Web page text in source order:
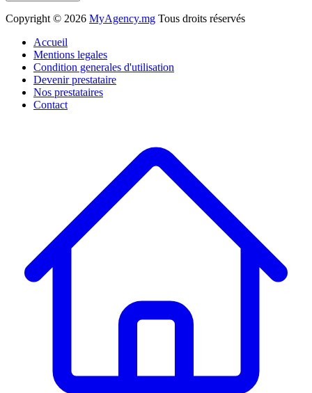
Copyright © 2026 MyAgency.mg Tous droits réservés
Accueil
Mentions legales
Condition generales d'utilisation
Devenir prestataire
Nos prestataires
Contact